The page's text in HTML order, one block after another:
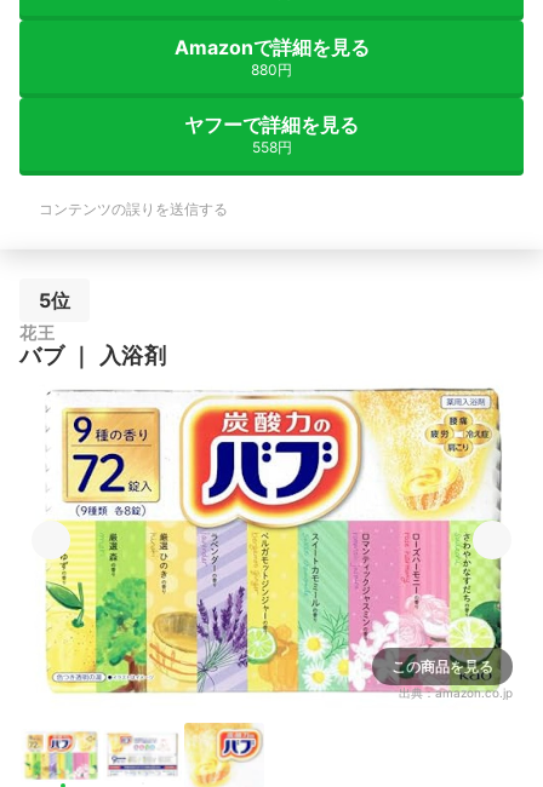
Amazonで詳細を見る
880円
ヤフーで詳細を見る
558円
コンテンツの誤りを送信する
5位
花王
バブ｜ 入浴剤
この商品を見る
出典：amazon.co.jp